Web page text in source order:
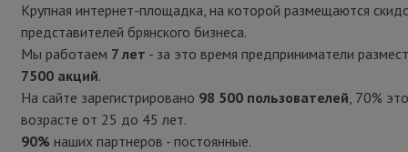
Крупная интернет-площадка, на которой размещаются
представителей брянского бизнеса.
Мы работаем 7 лет - за это время предприниматели
7500 акций.
На сайте зарегистрировано 98 500 пользователей, 70%
возрасте от 25 до 45 лет.
90% наших партнеров - постоянные.